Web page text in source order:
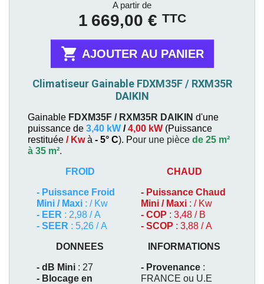
A partir de
1 669,00 € TTC
 AJOUTER AU PANIER
Climatiseur Gainable FDXM35F / RXM35R
DAIKIN
Gainable FDXM35F / RXM35R DAIKIN d'une
puissance de 3,40 kW /4,00 kW (Puissance
restituée / Kwà - 5° C). Pour une pièce de 25 m²
à 35 m².
FROID
- Puissance Froid
Mini / Maxi : / Kw
- EER : 2,98 / A
- SEER : 5,26 / A
CHAUD
- Puissance Chaud
Mini / Maxi : / Kw
- COP : 3,48 / B
- SCOP : 3,88 / A
DONNEES
- dB Mini : 27
- Blocage en
INFORMATIONS
- Provenance :
FRANCE ou U.E